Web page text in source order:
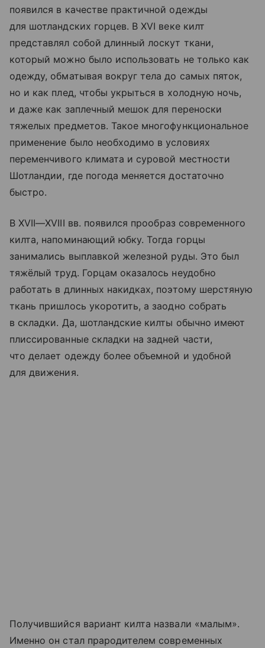
появился в качестве практичной одежды
для шотландских горцев. В XVI веке килт
представлял собой длинный лоскут ткани,
который можно было использовать не только как
одежду, обматывая вокруг тела до самых пяток,
но и как плед, чтобы укрыться в холодную ночь,
и даже как заплечный мешок для переноски
тяжелых предметов. Такое многофункциональное
применение было необходимо в условиях
переменчивого климата и суровой местности
Шотландии, где погода меняется достаточно
быстро.
ВXVII—XVIII вв. появился прообраз современного
килта, напоминающий юбку. Тогда горцы
занимались выплавкой железной руды. Это был
тяжёлый труд. Горцам оказалось неудобно
работать в длинных накидках, поэтому шерстяную
ткань пришлось укоротить, а заодно собрать
в складки. Да, шотландские килты обычно имеют
плиссированные складки на задней части,
что делает одежду более объемной и удобной
для движения.
Получившийся вариант килта назвали «малым».
Именно он стал прародителем современных